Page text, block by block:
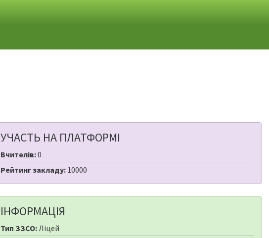
УЧАСТЬ НА ПЛАТФОРМІ
Вчителів:0
Рейтинг закладу: 10000
ІНФОРМАЦІЯ
Тип ЗЗСО:Ліцей